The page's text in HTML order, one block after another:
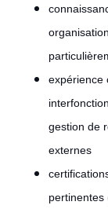
expérience
gestion de
externes
pertinentes